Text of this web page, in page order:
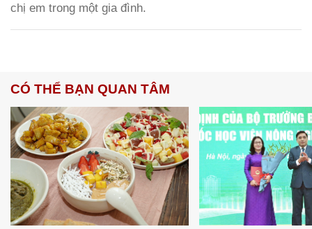
chị em trong một gia đình.
CÓ THỂ BẠN QUAN TÂM